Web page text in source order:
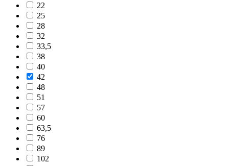
22
25
28
32
33,5
38
40
42
48
51
57
60
63,5
76
89
102